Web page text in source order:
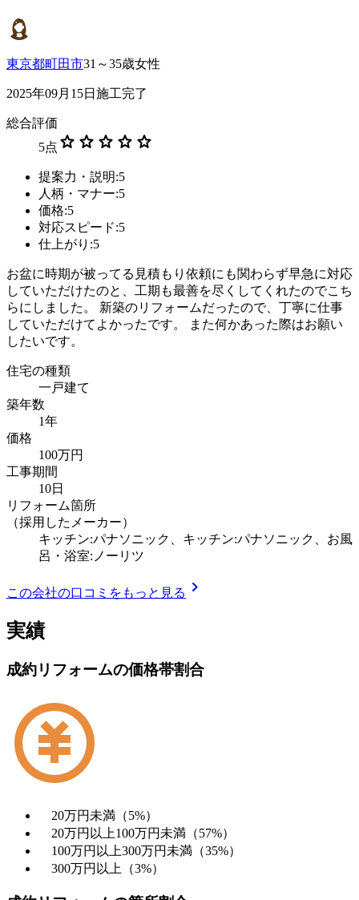
東京都町田市31～35歳女性
2025年09月15日施工完了
総合評価
5点 star star star star star
提案力・説明:5
人柄・マナー:5
価格:5
対応スピード:5
仕上がり:5
お盆に時期が被ってる見積もり依頼にも関わらず早急に対応
していただけたのと、工期も最善を尽くしてくれたのでこち
らにしました。 新築のリフォームだったので、丁寧に仕事
していただけてよかったです。 また何かあった際はお願い
したいです。
住宅の種類
一戸建て
築年数
1年
価格
100万円
工事期間
10日
リフォーム箇所
（採用したメーカー）
キッチン:パナソニック、キッチン:パナソニック、お風
呂・浴室:ノーリツ
この会社の口コミをもっと見る chevron_right
実績
成約リフォームの価格帯割合
20万円未満（5%）
20万円以上100万円未満（57%）
100万円以上300万円未満（35%）
300万円以上（3%）